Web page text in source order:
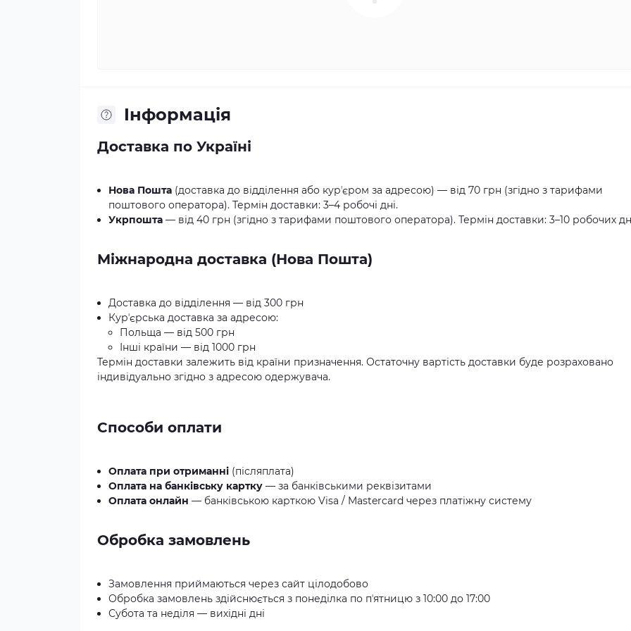
Iнформація
Доставка по Україні
Нова Пошта (доставка до відділення або курʼєром за адресою) — від 70 грн (згідно з тарифами
поштового оператора). Термін доставки: 3–4 робочі дні.
Укрпошта — від 40 грн (згідно з тарифами поштового оператора). Термін доставки: 3–10 робочих
Міжнародна доставка (Нова Пошта)
Доставка до відділення — від 300 грн
Курʼєрська доставка за адресою:
Польща — від 500 грн
Інші країни — від 1000 грн
Термін доставки залежить від країни призначення. Остаточну вартість доставки буде розраховано
індивідуально згідно з адресою одержувача.
Способи оплати
Оплата при отриманні (післяплата)
Оплата на банківську картку — за банківськими реквізитами
Оплата онлайн — банківською карткою Visa / Mastercard через платіжну систему
Обробка замовлень
Замовлення приймаються через сайт цілодобово
Обробка замовлень здійснюється з понеділка по пʼятницю з 10:00 до 17:00
Субота та неділя — вихідні дні